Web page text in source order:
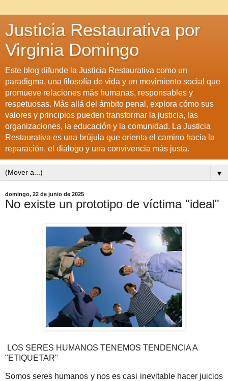
Justicia Restaurativa por
Virginia Domingo
Este blog difunde la Justicia Restaurativa como un
paradigma, una filosofía de vida y un movimiento social que
promueve relaciones más humanas, responsables y
respetuosas. Más allá del ámbito penal, explora cómo sus
valores y principios pueden transformar la justicia, las
organizaciones, la educación y la comunidad. La Justicia
Restaurativa es una brújula que orienta el camino hacia la
reparación, el diálogo y una convivencia más justa.
▼
domingo, 22 de junio de 2025
No existe un prototipo de víctima "ideal"
LOS SERES HUMANOS TENEMOS TENDENCIA A
"ETIQUETAR"
Somos seres humanos y nos es casi inevitable hacer juicios